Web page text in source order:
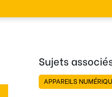
Sujets
APPAREILS